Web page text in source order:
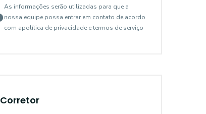
As informações serão utilizadas para que a
nossa equipe possa entrar em contato de acordo
com apolítica de privacidade e termos de serviço
Corretor